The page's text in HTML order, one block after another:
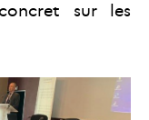
sur les